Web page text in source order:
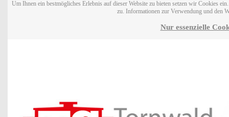
Um Ihnen ein bestmögliches Erlebnis auf dieser Website zu bieten setzen wir Cookies
zu. Informationen zur Verwendung und den
Nur essenzielle